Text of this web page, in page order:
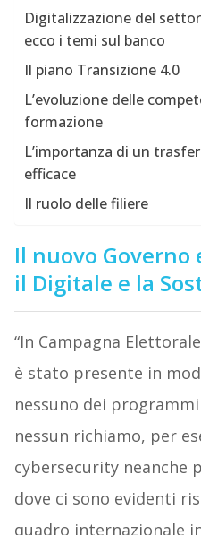
Digitalizzazione del
ecco i temi sul banco
Il piano Transizione 4.0
L’evoluzione delle
formazione
L’importanza di un
efficace
Il ruolo delle filiere
Il nuovo
il Digitale e la
“In Campagna
è stato presente in
nessuno dei
nessun richiamo, per
cybersecurity neanche
dove ci sono evidenti
quadro internazionale